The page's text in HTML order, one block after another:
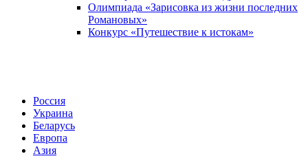
Олимпиада «Зарисовка из жизни последних
Романовых»
Конкурс «Путешествие к истокам»
Россия
Украина
Беларусь
Европа
Азия